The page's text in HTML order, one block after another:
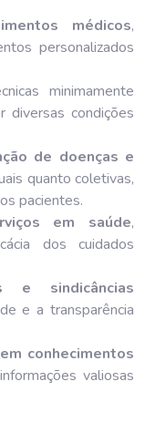
médicos,
personalizados
minimamente
diversas condições
de doenças e
quanto coletivas,
pacientes.
em saúde,
dos cuidados
e sindicâncias
e a transparência
conhecimentos
valiosas